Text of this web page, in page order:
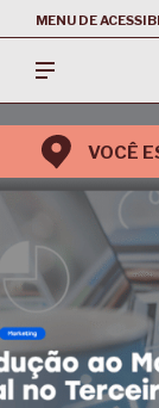
MENU DE
VOCÊ